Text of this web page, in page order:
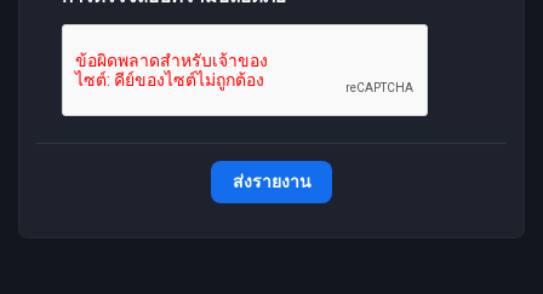
ส่งรายงาน